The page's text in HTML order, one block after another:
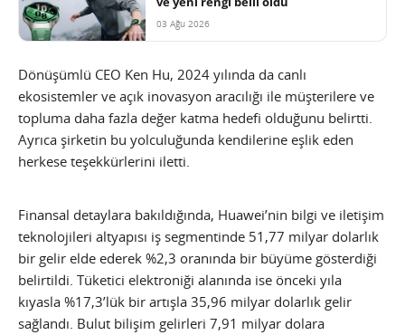
03 Ağu 2026
Dönüşümlü CEO Ken Hu, 2024 yılında da canlı
ekosistemler ve açık inovasyon aracılığı ile müşterilere ve
topluma daha fazla değer katma hedefi olduğunu belirtti.
Ayrıca şirketin bu yolculuğunda kendilerine eşlik eden
herkese teşekkürlerini iletti.
Finansal detaylara bakıldığında, Huawei’nin bilgi ve iletişim
teknolojileri altyapısı iş segmentinde 51,77 milyar dolarlık
bir gelir elde ederek %2,3 oranında bir büyüme gösterdiği
belirtildi. Tüketici elektroniği alanında ise önceki yıla
kıyasla %17,3’lük bir artışla 35,96 milyar dolarlık gelir
sağlandı. Bulut bilişim gelirleri 7,91 milyar dolara